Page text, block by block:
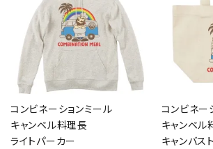
コンビネーションミール
キャンベル料理長
ライトパーカー
コンビネー
キャンベル
キャンバス